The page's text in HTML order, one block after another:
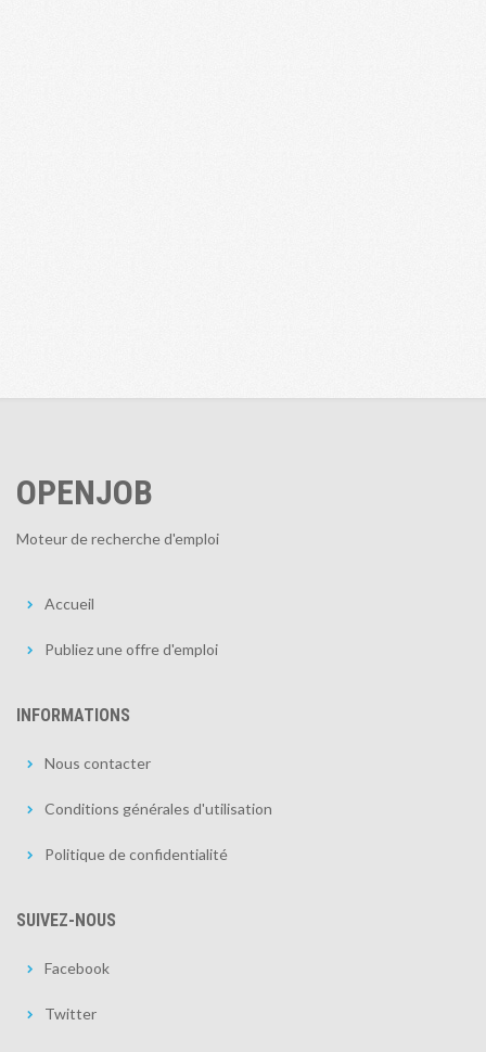
OPENJOB
Moteur de recherche d'emploi
Accueil
Publiez une offre d'emploi
INFORMATIONS
Nous contacter
Conditions générales d'utilisation
Politique de confidentialité
SUIVEZ-NOUS
Facebook
Twitter